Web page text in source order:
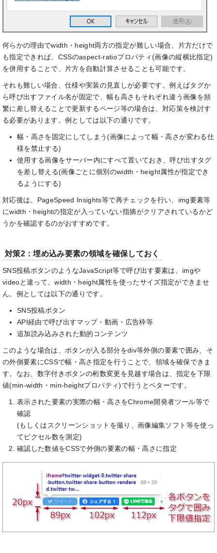
何らかの理由でwidth・height両方の指定が難しい場合、片方だけで
も指定できれば、CSSのaspect-ratioプロパティ(画像の縦横比指定)
を併用することで、片方を自動計算させることも可能です。
それも難しい場合、仕様や実装の見直しが必要です。例えばタグか
ら呼び出すファイル名が固定で、幅も高さもそれぞれ違う画像を頻
繁に差し替えることで更新するページ等の場合は、対応策を検討す
る必要があります。例としては以下の通りです。
幅・高さを固定にしてしまう(画像によって幅・高さが変わる仕
様を禁止する)
使用する画像をサーバー内にすべて置いておき、呼び出すタグ
を差し替える(画像ごとに個別のwidth・height属性が指定でき
るようにする)
対応後は、PageSpeed Insights等で再チェックを行い、img要素等
にwidth・heightの指定が入っていない指摘がクリアされているかど
うかを確認するのがおすすめです。
対策2：埋め込み要素の領域を確保しておく
SNS投稿ボタンのようなJavaScript等で呼び出す要素は、imgや
videoと違って、width・height属性を使ったサイズ指定ができませ
ん。例としては以下の通りです。
SNS投稿ボタン
API経由で呼び出すマップ・動画・広告枠等
追加読み込みされた動的コンテンツ
このような場合は、ボタンが入る部分をdiv等外側の要素で囲み、そ
の外側要素にCSSで幅・高さ指定を行うことで、領域を確保できま
す。なお、数字付きボタンの桁数変更を見越す場合は、指定を下限
値(min-width・min-heightプロパティ)で行うとベターです。
表示された要素の実際の幅・高さをChrome開発者ツール等で
確認
(もしくはスクリーンショットを撮り、画像編集ソフト等を使っ
てピクセル数を測定)
確認した数値をCSSで外側の要素の幅・高さに指定